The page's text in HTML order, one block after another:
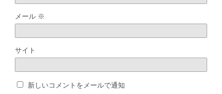
メール ※
サイト
新しいコメントをメールで通知